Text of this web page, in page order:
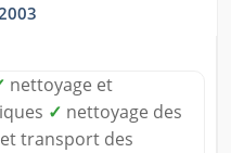
nettoyage et
✓ nettoyage des
transport des